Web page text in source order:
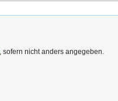
, sofern nicht anders angegeben.